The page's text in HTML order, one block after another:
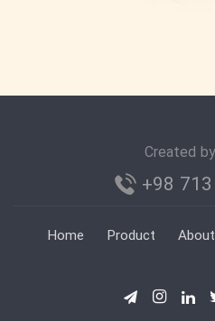
Created
+98
Home Product